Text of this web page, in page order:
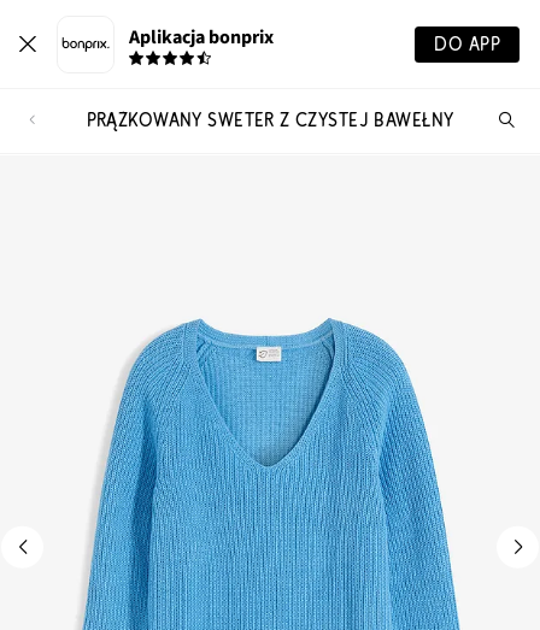
Aplikacja bonprix DO APP
PRĄŻKOWANY SWETER Z CZYSTEJ BAWEŁNY